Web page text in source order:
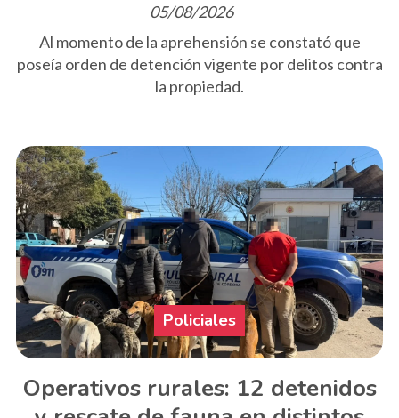
05/08/2026
Al momento de la aprehensión se constató que
poseía orden de detención vigente por delitos contra
la propiedad.
Operativos rurales: 12 detenidos
Policiales